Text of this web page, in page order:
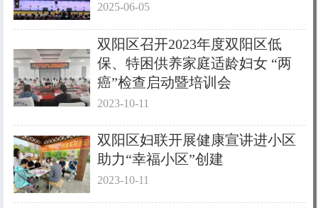
2025-06-05
双阳区召开2023年度双阳区低
保、特困供养家庭适龄妇女 “两
癌”检查启动暨培训会
2023-10-11
双阳区妇联开展健康宣讲进小区
助力“幸福小区”创建
2023-10-11